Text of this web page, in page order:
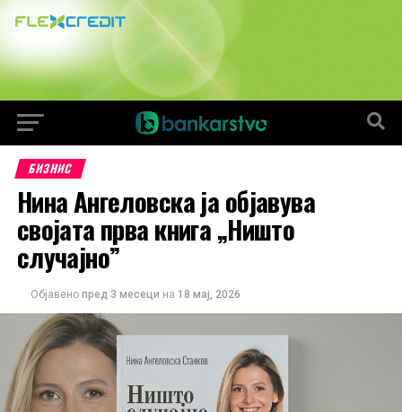
БИЗНИС
Нина Ангеловска ја објавува
својата прва книга „Ништо
случајно”
Објавено пред 3 месеци на 18 мај, 2026